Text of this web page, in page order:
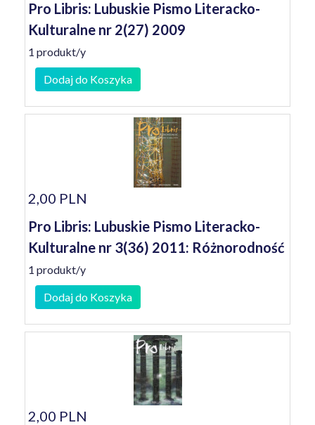
Pro Libris: Lubuskie Pismo Literacko-
Kulturalne nr 2(27) 2009
1 produkt/y
Dodaj do Koszyka
2,00 PLN
Pro Libris: Lubuskie Pismo Literacko-
Kulturalne nr 3(36) 2011: Różnorodność
1 produkt/y
Dodaj do Koszyka
2,00 PLN